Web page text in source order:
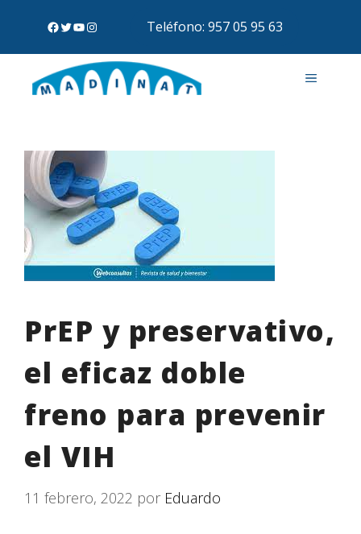
Teléfono: 957 05 95 63
PrEP y preservativo,
el eficaz doble
freno para prevenir
el VIH
11 febrero, 2022 por Eduardo